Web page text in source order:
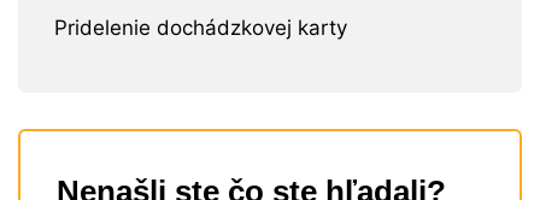
Pridelenie dochádzkovej karty
Nenašli ste čo ste hľadali?